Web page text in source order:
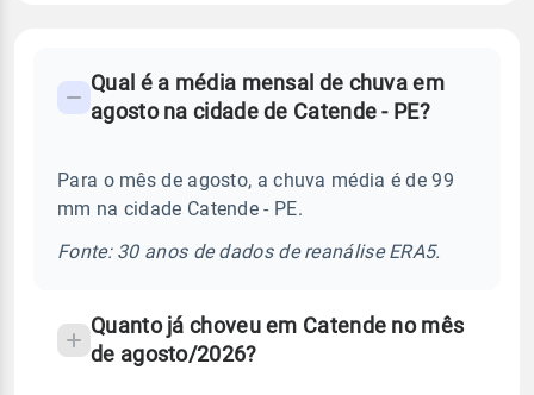
Perguntas
sobre
chuva
Qual é a média mensal de chuva em
agosto na cidade de Catende - PE?
Para o mês de agosto, a chuva média é de 99
mm na cidade Catende - PE.
Fonte: 30 anos de dados de reanálise ERA5.
Quanto já choveu em Catende no mês
de agosto/2026?